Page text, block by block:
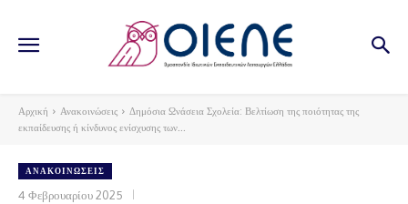
Αρχική Ανακοινώσεις
Δημόσια Ωνάσεια Σχολεία: Βελτίωση της ποιότητας της
εκπαίδευσης ή κίνδυνος ενίσχυσης των...
ΑΝΑΚΟΙΝΏΣΕΙΣ
4 Φεβρουαρίου 2025